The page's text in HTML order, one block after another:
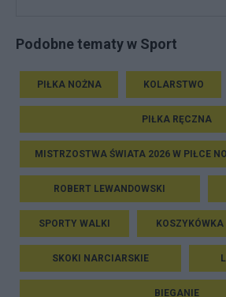
Podobne tematy w Sport
PIŁKA NOŻNA KOLARSTWO
PIŁKA RĘCZNA
MISTRZOSTWA ŚWIATA 2026 W PIŁCE
ROBERT LEWANDOWSKI
SPORTY WALKI KOSZYKÓWKA
SKOKI NARCIARSKIE
BIEGANIE